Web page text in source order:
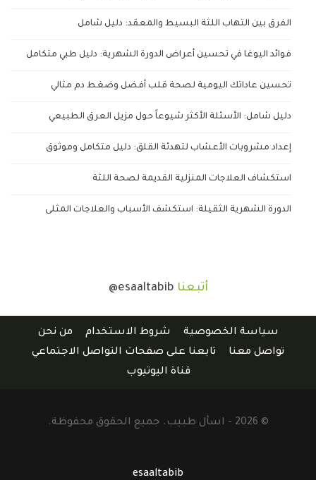
الفرق بين التهاب اللثة البسيط والمعقد: دليل شامل
فوائد اليوغا في تحسين أعراض الدورة الشهرية: دليل طبي متكامل
تحسين عاداتك اليومية لصحة قلب أفضل وضغط دم مثالي
دليل شامل: الأسئلة الأكثر شيوعاً حول مزيل العرق الطبيعي
إعداد مشروبات الأعشاب لتهدئة القلق: دليل متكامل وموثوق
استكشاف العلاجات المنزلية القديمة لصحة اللثة
الدورة الشهرية الثقيلة: استكشف الأسباب والعلاجات المثلى
أتبعنا @esaaltabib
سياسة الخصوصية شروط الاستخدام
من نحن
تواصل معنا
تابعنا على صفحات التواصل الاجتماعي
قناة اليوتيوب
© 2026 - اسأل طبيب. جميع الحقوق محفوظة.
esaaltabib